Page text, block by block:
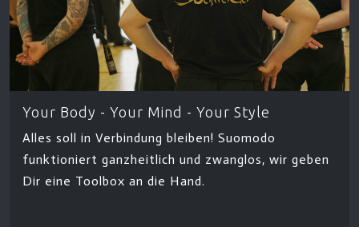
Your Body - Your Mind - Your Style
Alles soll in Verbindung bleiben! Suomodo
funktioniert ganzheitlich und zwanglos, wir geben
Dir eine Toolbox an die Hand.